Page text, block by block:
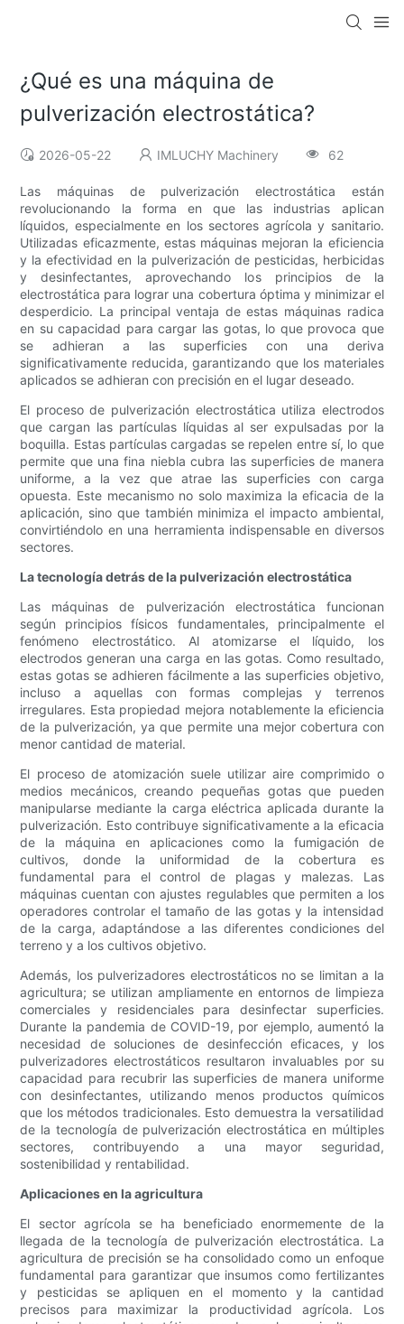
¿Qué es una máquina de
pulverización electrostática?
2026-05-22 IMLUCHY Machinery 62
Las máquinas de pulverización electrostática están
revolucionando la forma en que las industrias aplican
líquidos, especialmente en los sectores agrícola y sanitario.
Utilizadas eficazmente, estas máquinas mejoran la eficiencia
y la efectividad en la pulverización de pesticidas, herbicidas
y desinfectantes, aprovechando los principios de la
electrostática para lograr una cobertura óptima y minimizar el
desperdicio. La principal ventaja de estas máquinas radica
en su capacidad para cargar las gotas, lo que provoca que
se adhieran a las superficies con una deriva
significativamente reducida, garantizando que los materiales
aplicados se adhieran con precisión en el lugar deseado.
El proceso de pulverización electrostática utiliza electrodos
que cargan las partículas líquidas al ser expulsadas por la
boquilla. Estas partículas cargadas se repelen entre sí, lo que
permite que una fina niebla cubra las superficies de manera
uniforme, a la vez que atrae las superficies con carga
opuesta. Este mecanismo no solo maximiza la eficacia de la
aplicación, sino que también minimiza el impacto ambiental,
convirtiéndolo en una herramienta indispensable en diversos
sectores.
La tecnología detrás de la pulverización electrostática
Las máquinas de pulverización electrostática funcionan
según principios físicos fundamentales, principalmente el
fenómeno electrostático. Al atomizarse el líquido, los
electrodos generan una carga en las gotas. Como resultado,
estas gotas se adhieren fácilmente a las superficies objetivo,
incluso a aquellas con formas complejas y terrenos
irregulares. Esta propiedad mejora notablemente la eficiencia
de la pulverización, ya que permite una mejor cobertura con
menor cantidad de material.
El proceso de atomización suele utilizar aire comprimido o
medios mecánicos, creando pequeñas gotas que pueden
manipularse mediante la carga eléctrica aplicada durante la
pulverización. Esto contribuye significativamente a la eficacia
de la máquina en aplicaciones como la fumigación de
cultivos, donde la uniformidad de la cobertura es
fundamental para el control de plagas y malezas. Las
máquinas cuentan con ajustes regulables que permiten a los
operadores controlar el tamaño de las gotas y la intensidad
de la carga, adaptándose a las diferentes condiciones del
terreno y a los cultivos objetivo.
Además, los pulverizadores electrostáticos no se limitan a la
agricultura; se utilizan ampliamente en entornos de limpieza
comerciales y residenciales para desinfectar superficies.
Durante la pandemia de COVID-19, por ejemplo, aumentó la
necesidad de soluciones de desinfección eficaces, y los
pulverizadores electrostáticos resultaron invaluables por su
capacidad para recubrir las superficies de manera uniforme
con desinfectantes, utilizando menos productos químicos
que los métodos tradicionales. Esto demuestra la versatilidad
de la tecnología de pulverización electrostática en múltiples
sectores, contribuyendo a una mayor seguridad,
sostenibilidad y rentabilidad.
Aplicaciones en la agricultura
El sector agrícola se ha beneficiado enormemente de la
llegada de la tecnología de pulverización electrostática. La
agricultura de precisión se ha consolidado como un enfoque
fundamental para garantizar que insumos como fertilizantes
y pesticidas se apliquen en el momento y la cantidad
precisos para maximizar la productividad agrícola. Los